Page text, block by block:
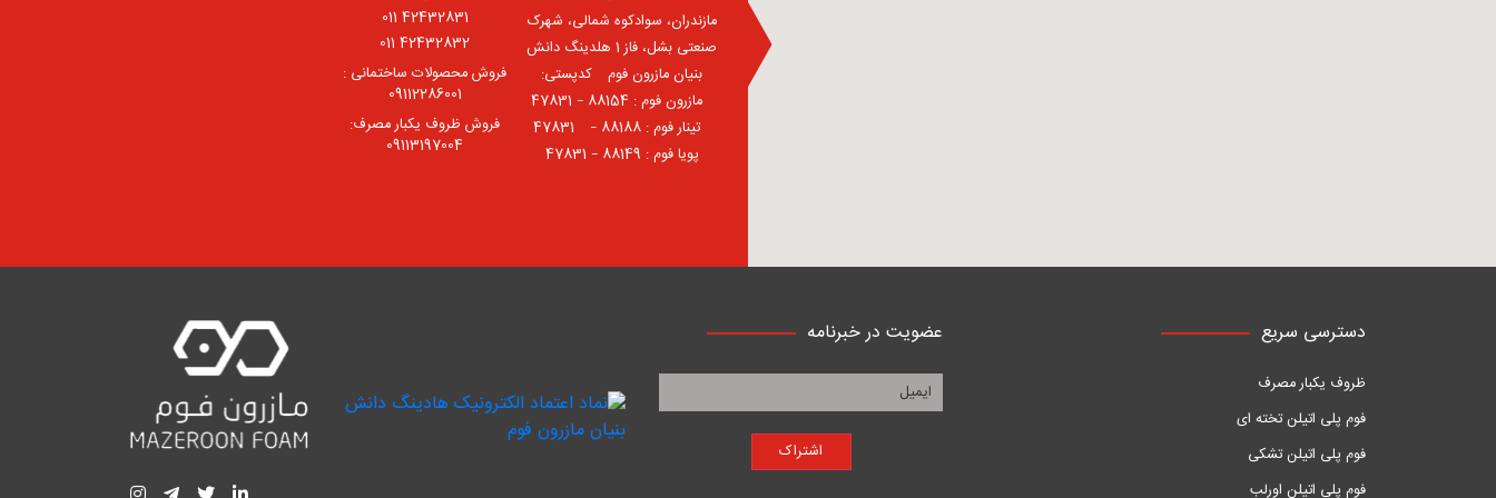
مازندران، سوادکوه شمالی، شهرک
صنعتی بشل، فاز 1 هلدینگ دانش
بنیان مازرون فوم ⠀کدپستی:
⠀مازرون فوم : 88154 – 47831
⠀تینار فوم : 88188 – 47831⠀
پویا فوم : 88149 – 47831
42432831 011
42432832 011
فروش محصولات ساختمانی :
09112286001
فروش ظروف یکبار مصرف:
09113197004
دسترسی سریع
ظروف یکبار مصرف
فوم پلی اتیلن تخته ای
فوم پلی اتیلن تشکی
فوم پلی اتیلن اورلب
عضویت در خبرنامه
اشتراک